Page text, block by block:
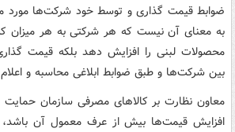
ضوابط قیمت گذاری و توسط خود شرکت‌ها مورد
به معنای آن نیست که هر شرکتی به هر میزان
محصولات لبنی را افزایش دهد بلکه قیمت
بین شرکت‌ها و طبق ضوابط ابلاغی محاسبه و
معاون نظارت بر کالاهای مصرفی سازمان
افزایش قیمت‌ها بیش از عرف معمول آن باشد،